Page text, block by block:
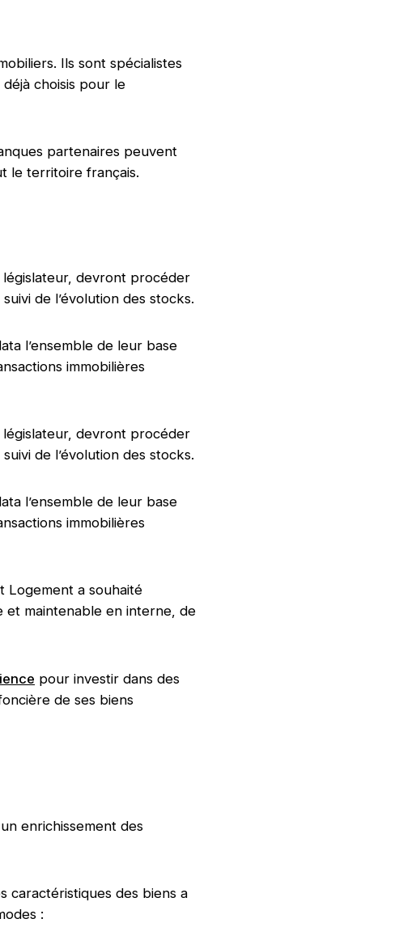
Ils sont spécialistes
choisis pour le
partenaires peuvent
le territoire français.
législateur, devront procéder
de l’évolution des stocks.
l’ensemble de leur base
immobilières
législateur, devront procéder
de l’évolution des stocks.
l’ensemble de leur base
immobilières
Logement a souhaité
et maintenable en interne, de
pour investir dans des
de ses biens
enrichissement des
caractéristiques des biens a
: